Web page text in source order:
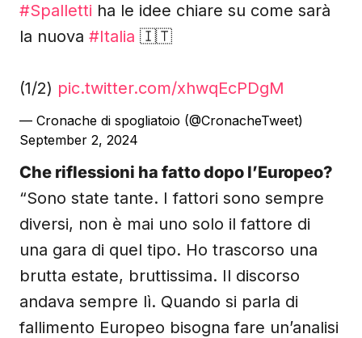
#Spalletti ha le idee chiare su come sarà
la nuova #Italia 🇮🇹
(1/2) pic.twitter.com/xhwqEcPDgM
— Cronache di spogliatoio (@CronacheTweet)
September 2, 2024
Che riflessioni ha fatto dopo l’Europeo?
“Sono state tante. I fattori sono sempre
diversi, non è mai uno solo il fattore di
una gara di quel tipo. Ho trascorso una
brutta estate, bruttissima. Il discorso
andava sempre lì. Quando si parla di
fallimento Europeo bisogna fare un’analisi